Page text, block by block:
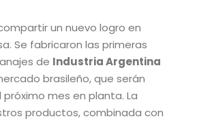
un nuevo logro en
Se fabricaron las primeras
de Industria Argentina
brasileño, que serán
mes en planta. La
productos, combinada con